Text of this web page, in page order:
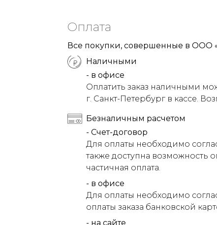
Оплата
Все покупки, совершенные в ООО
Наличными
- в офисе
Оплатить заказ наличными
г. Санкт-Петербург в кассе.
Безналичным расчетом
- Счет-договор
Для оплаты необходимо
также доступна возможность
частичная оплата.
- в офисе
Для оплаты необходимо
оплаты заказа банковской
- на сайте